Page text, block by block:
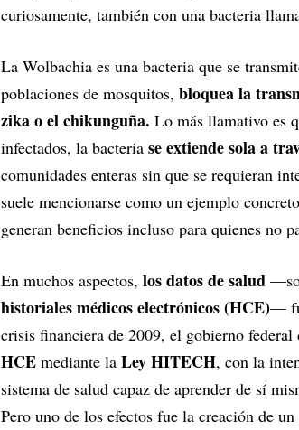
curiosamente, también con una bacteria
La Wolbachia es una bacteria que se
poblaciones de mosquitos, bloquea la
zika o el chikunguña. Lo más llamativo es
infectados, la bacteria se extiende sola a
comunidades enteras sin que se requieran
suele mencionarse como un ejemplo
generan beneficios incluso para quienes no
En muchos aspectos, los datos de salud
historiales médicos electrónicos (HCE)—
crisis financiera de 2009, el gobierno federal
HCE mediante la Ley HITECH, con la
sistema de salud capaz de aprender de sí
Pero uno de los efectos fue la creación de un